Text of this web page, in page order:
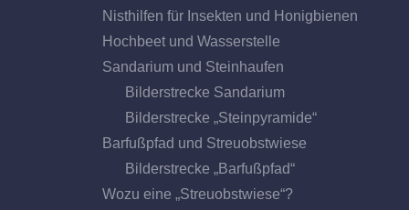
Nisthilfen für Insekten und Honigbienen
Hochbeet und Wasserstelle
Sandarium und Steinhaufen
Bilderstrecke Sandarium
Bilderstrecke „Steinpyramide“
Barfußpfad und Streuobstwiese
Bilderstrecke „Barfußpfad“
Wozu eine „Streuobstwiese“?